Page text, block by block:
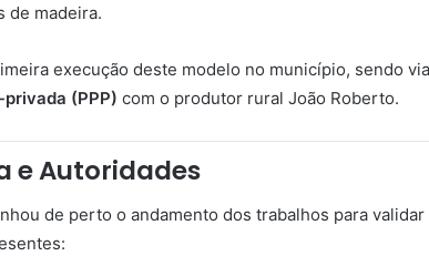
de madeira.
execução deste modelo no município, sendo
(PPP) com o produtor rural João Roberto.
e Autoridades
de perto o andamento dos trabalhos para